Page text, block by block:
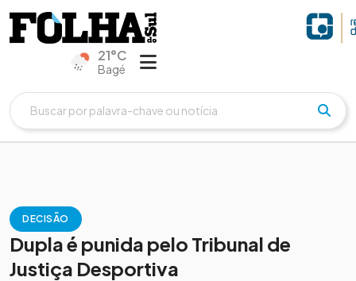
21°C
Bagé
DECISÃO
Dupla é punida pelo Tribunal de
Justiça Desportiva